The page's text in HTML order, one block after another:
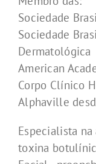
Sociedade
Sociedade
Dermatológica
American
Corpo Clínico
Alphaville
Especialista
toxina